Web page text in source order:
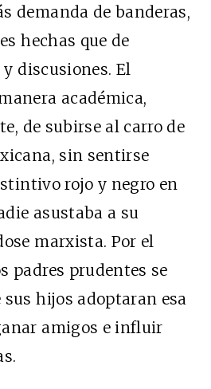
demanda de banderas,
hechas que de
discusiones. El
académica,
de subirse al carro de
sin sentirse
rojo y negro en
asustaba a su
marxista. Por el
padres prudentes se
sus hijos adoptaran esa
amigos e influir